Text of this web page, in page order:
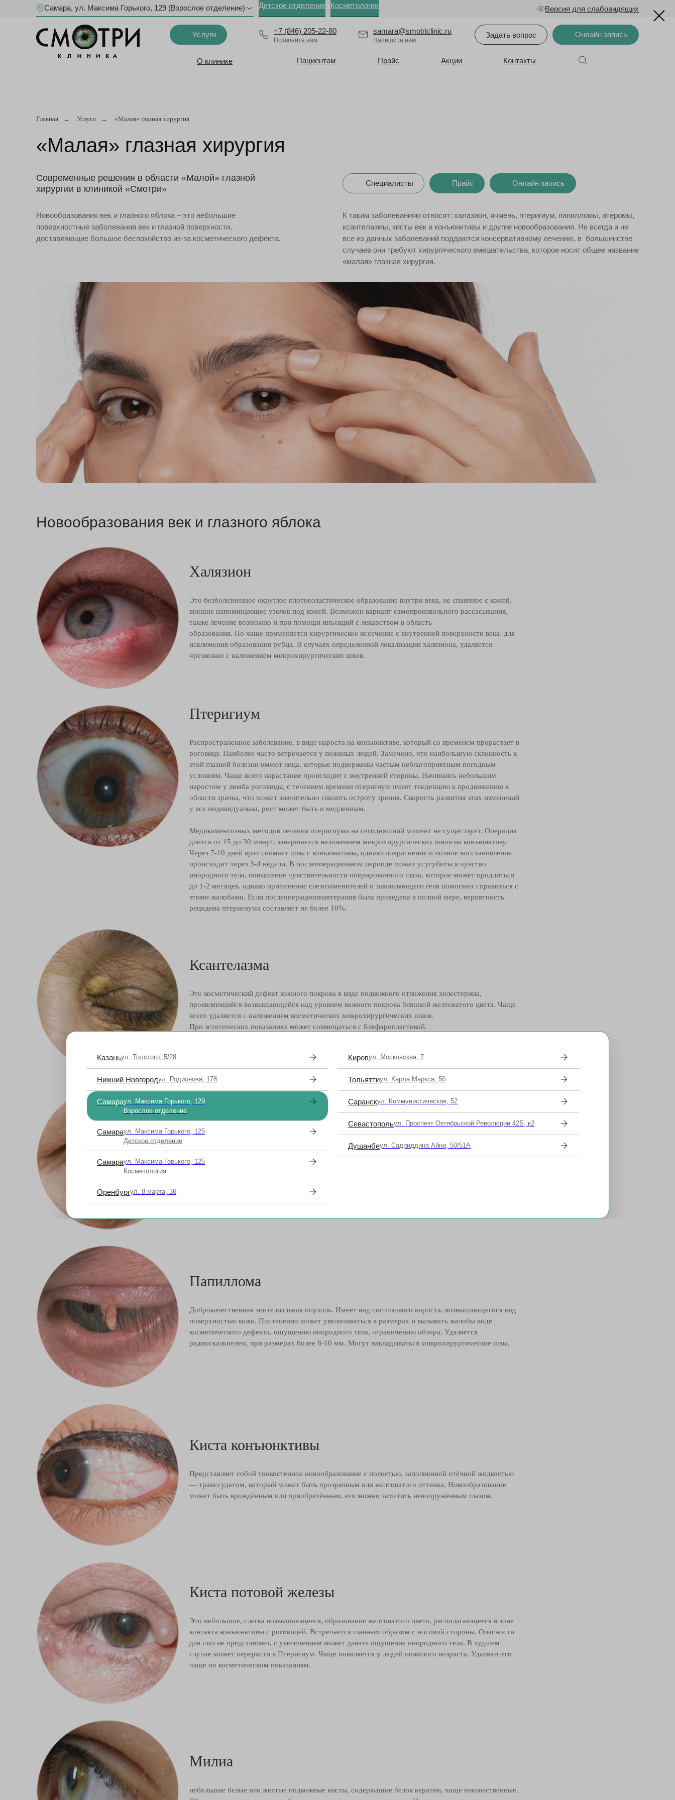
Самара, ул. Максима Горького, 129 (Взрослое отделение) Детское отделение Косметология Версия для слабовидящих
Онлайн запись
О клинике Пациентам Прайс Акции Контакты
Услуги Задать вопрос
Позвоните нам
+7 (846) 205-22-80 samara@smotriclinic.ru
Напишите нам
Главная → Услуги → «Малая» глазная хирургия
«Малая» глазная хирургия
Современные решения в области «Малой» глазной
хирургии в клиникой «Смотри»
Новообразования век и глазного яблока – это небольшие
поверхностные заболевания век и глазной поверхности,
доставляющие большое беспокойство из-за косметического дефекта.
К таким заболеваниям относят: халазион, ячмень, птеригиум, папилломы, атеромы,
ксантелазмы, кисты век и конъюнктивы и другие новообразования. Не всегда и не
все из данных заболеваний поддаются консервативному лечению, в большинстве
случаев они требуют хирургического вмешательства, которое носит общее название
«малая» глазная хирургия.
Онлайн запись
Прайс
Специалисты
Новообразования век и глазного яблока
Халязион
Это безболезненное округлое плотноэластическое образование внутри века, не спаянное с кожей,
внешне напоминающее узелок под кожей. Возможен вариант самопроизвольного рассасывания,
также лечение возможно и при помощи инъекций с лекарством в область
образования. Но чаще применяется хирургическое иссечение с внутренней поверхности века. для
исключения образования рубца. В случаях определенной локализации халязиона, удаляется
чрезкожно с наложением микрохирургических швов.
Птеригиум
Распространенное заболевание, в виде нароста на конъюнктиве, который со временем прорастает в
роговицу. Наиболее часто встречается у пожилых людей. Замечено, что наибольшую склонность к
этой глазной болезни имеют лица, которые подвержены частым неблагоприятным погодным
условиям. Чаще всего нарастание происходит с внутренней стороны. Начинаясь небольшим
наростом у лимба роговицы, с течением времени птеригиум имеет тенденцию к продвижению к
области зрачка, что может значительно снизить остроту зрения. Скорость развития этих изменений
у все индивидуальна, рост может быть и медленным.
Медикаментозных методов лечения птеригиума на сегодняшний момент не существует. Операция
длится от 15 до 30 минут, завершается наложением микрохирургических швов на конъюнктиву.
Через 7-10 дней врач снимает швы с конъюнктивы, однако покраснение и полное восстановление
происходит через 3-4 недели. В послеоперационном периоде может усугубиться чувство
инородного тела, повышение чувствительности оперированного глаза, которое может продлиться
до 1-2 месяцев, однако применение слезозаменителей и заживляющего геля помогают справиться с
этими жалобами. Если послеоперационнаятерапия была проведена в полной мере, вероятность
рецидива птеригиума составляет не более 10%.
Ксантелазма
Это косметический дефект кожного покрова в виде подкожного отложения холестерина,
проявляющийся возвышающейся над уровнем кожного покрова бляшкой желтоватого цвета. Чаще
всего удаляется с наложением косметических микрохирургических швов.
При эстетических показаниях может совмещаться с Блефаропластикой.
Атерома
Киста сальной железы. В зоне век чаще всего мелкого размера (1-2мм), светлого цвета. Удаляются
микрохирургические швы.
Папиллома
Доброкачественная эпителиальная опухоль. Имеет вид сосочкового нароста, возвышающегося над
поверхностью кожи. Постепенно может увеличиваться в размерах и вызывать жалобы виде
косметического дефекта, ощущению инородного тела, ограничению обзора. Удаляется
радиоскальпелем, при размерах более 8-10 мм. Могут накладываться микрохирургические швы.
Киста конъюнктивы
Представляет собой тонкостенное новообразование с полостью, заполненной отёчной жидкостью
— транссудатом, который может быть прозрачным или желтоватого оттенка. Новообразование
может быть врождённым или приобретённым, его можно заметить невооружённым глазом.
Киста потовой железы
Это небольшое, слегка возвышающееся, образование желтоватого цвета, располагающееся в зоне
контакта конъюнктивы с роговицей. Встречается главным образом с носовой стороны. Опасности
для глаз не представляет, с увеличением может давать ощущение инородного тела. В худшем
случае может перерасти в Птеригиум. Чаще появляется у людей пожилого возраста. Удаляют его
чаще по косметическим показаниям.
Милиа
небольшие белые или желтые подкожные кисты, содержащие белок кератин, чаще множественные.
Казаньул. Толстого, 5/28
Нижний Новгородул. Родионова, 178
Самараул. Максима Горького, 129
Взрослое отделение
Самараул. Максима Горького, 125
Детское отделение
Самараул. Максима Горького, 125
Косметология
Оренбургул. 8 марта, 36
Кировул. Московская, 7
Тольяттиул. Карла Маркса, 50
Саранскул. Коммунистическая, 52
Севастопольул. Проспект Октябрьской Революции 42Б, к2
Душанбеул. Садриддина Айни, 50/51А